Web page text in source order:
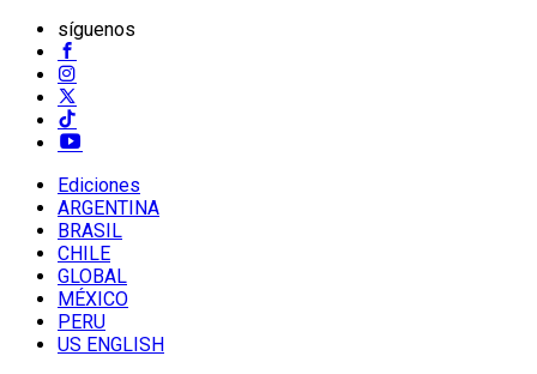
síguenos
Ediciones
ARGENTINA
BRASIL
CHILE
GLOBAL
MÉXICO
PERU
US ENGLISH